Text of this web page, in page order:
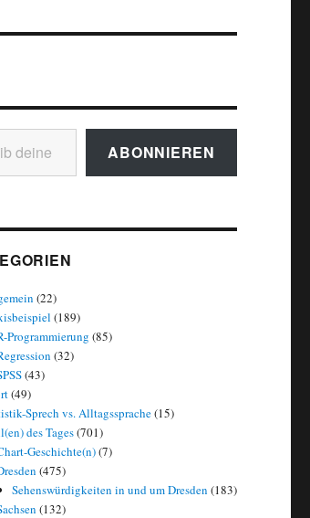
10 / Kuriose Statistik“
ABONNIEREN
(22)
(189)
Programmierung (85)
(32)
(43)
(49)
Sprech vs. Alltagssprache(15)
des Tages(701)
Geschichte(n)(7)
(475)
Sehenswürdigkeiten in und um Dresden (183)
(132)